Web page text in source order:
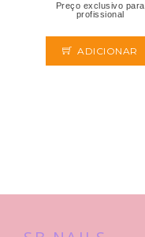
Preço exclusivo para
profissional
ADICIONAR